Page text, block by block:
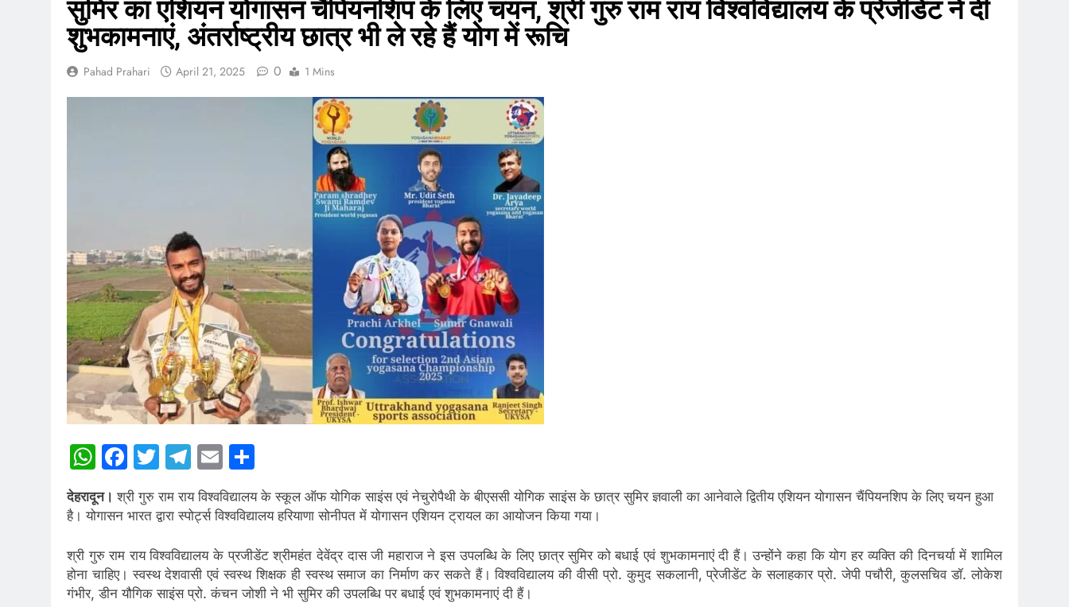
सुमिर का एशियन योगासन चैंपियनशिप के लिए चयन, श्री गुरु राम राय विश्वविद्यालय के प्रेजीडेंट ने दी
शुभकामनाएं, अंतर्राष्ट्रीय छात्र भी ले रहे हैं योग में रूचि
Pahad Prahari April 21, 2025 0 1 Mins
WhatsApp
Facebook
Twitter
Telegram
Email
देहरादून। श्री गुरु राम राय विश्वविद्यालय के स्कूल ऑफ योगिक साइंस एवं नेचुरोपैथी के बीएससी योगिक साइंस के छात्र सुमिर ज्ञवाली का आनेवाले द्वितीय एशियन योगासन चैंपियनशिप के लिए चयन हुआ
है। योगासन भारत द्वारा स्पोर्ट्स विश्वविद्यालय हरियाणा सोनीपत में योगासन एशियन ट्रायल का आयोजन किया गया।
श्री गुरु राम राय विश्वविद्यालय के प्रजीडेंट श्रीमहंत देवेंद्र दास जी महाराज ने इस उपलब्धि के लिए छात्र सुमिर को बधाई एवं शुभकामनाएं दी हैं। उन्होंने कहा कि योग हर व्यक्ति की दिनचर्या में शामिल
होना चाहिए। स्वस्थ देशवासी एवं स्वस्थ शिक्षक ही स्वस्थ समाज का निर्माण कर सकते हैं। विश्वविद्यालय की वीसी प्रो. कुमुद सकलानी, प्रेजीडेंट के सलाहकार प्रो. जेपी पचौरी, कुलसचिव डॉ. लोकेश
गंभीर, डीन यौगिक साइंस प्रो. कंचन जोशी ने भी सुमिर की उपलब्धि पर बधाई एवं शुभकामनाएं दी हैं।